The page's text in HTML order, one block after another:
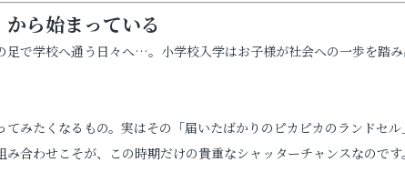
TEL0285-20-5870
ら始まっている
で学校へ通う日々へ…。小学校入学はお子様が社会への一歩を踏
みたくなるもの。実はその「届いたばかりのピカピカのランドセル」
合わせこそが、この時期だけの貴重なシャッターチャンスなのです。